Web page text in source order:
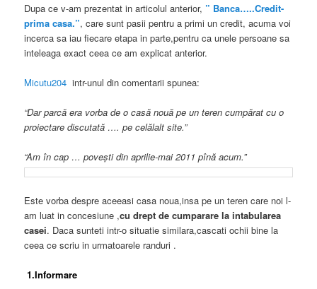
Dupa ce v-am prezentat in articolul anterior, ” Banca…..Credit-
prima casa.”, care sunt pasii pentru a primi un credit, acuma voi
incerca sa iau fiecare etapa in parte,pentru ca unele persoane sa
inteleaga exact ceea ce am explicat anterior.
Micutu204 intr-unul din comentarii spunea:
“Dar parcă era vorba de o casă nouă pe un teren cumpărat cu o
proiectare discutată …. pe celălalt site.”
“Am în cap … poveşti din aprilie-mai 2011 pînă acum.”
Este vorba despre aceeasi casa noua,insa pe un teren care noi l-
am luat in concesiune ,cu drept de cumparare la intabularea
casei. Daca sunteti intr-o situatie similara,cascati ochii bine la
ceea ce scriu in urmatoarele randuri .
1.Informare